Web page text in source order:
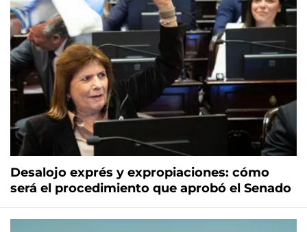
Desalojo exprés y expropiaciones: cómo
será el procedimiento que aprobó el Senado